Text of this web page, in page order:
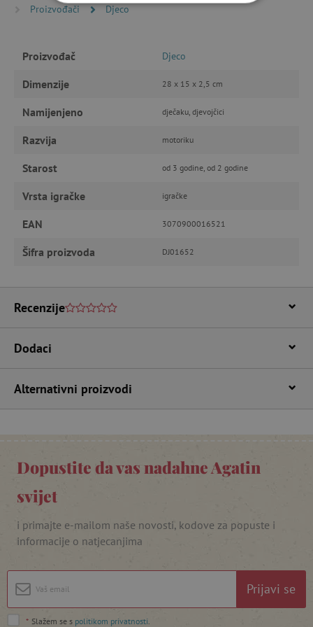
Proizvođači
Djeco
Proizvođač Djeco
Dimenzije 28 x 15 x 2,5 cm
Namijenjeno dječaku, djevojčici
Razvija motoriku
Starost od 3 godine, od 2 godine
Vrsta igračke igračke
EAN 3070900016521
Šifra proizvoda DJ01652
Recenzije
Dodaci
Alternativni proizvodi
Dopustite da vas nadahne Agatin
svijet
i primajte e-mailom naše novosti, kodove za popuste i
informacije o natjecanjima
Prijavi se
* Slažem se s politikom privatnosti
NUŽNO POTREBNI KOLAČIĆI
Nužno potrebni kolačići
funkcionalnost internetske stranice, kao što su
računa. Internetsku stranicu ne možete
www.agatinsvijet.hr
featureFlagIdentifier www.agatinsvijet.hr
_lb_ccc
Googleovu politiku privatnosti